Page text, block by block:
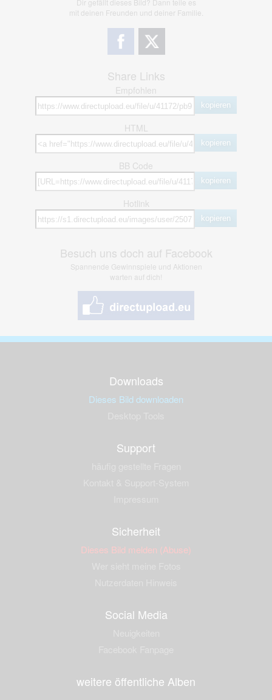
Dir gefällt dieses Bild? Dann teile es
mit deinen Freunden und deiner Familie.
Share Links
Empfohlen
kopieren
HTML
kopieren
BB Code
kopieren
Hotlink
kopieren
Besuch uns doch auf Facebook
Spannende Gewinnspiele und Aktionen
warten auf dich!
Downloads
Dieses Bild downloaden
Support
Sicherheit
Dieses Bild melden (Abuse)
Social Media
weitere öffentliche Alben